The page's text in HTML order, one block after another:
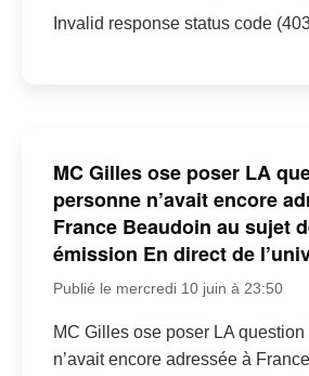
Invalid response status code
MC Gilles ose poser LA
personne n’avait encore
France Beaudoin au sujet
émission En direct de
Publié le mercredi 10 juin à 23:50
MC Gilles ose poser LA
n’avait encore adressée à